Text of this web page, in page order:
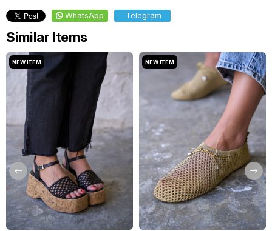
WhatsApp Telegram
Similar Items
NEW ITEM NEW ITEM